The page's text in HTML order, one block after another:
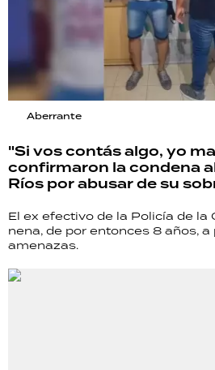
Aberrante
"Si vos contás algo, yo
confirmaron la condena
Ríos por abusar de su
El ex efectivo de la Policía de la
nena, de por entonces 8 años,
amenazas.